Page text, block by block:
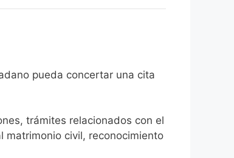
pueda concertar una cita
trámites relacionados con el
matrimonio civil, reconocimiento